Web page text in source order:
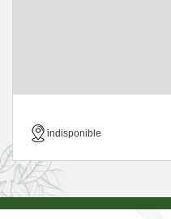
indisponible